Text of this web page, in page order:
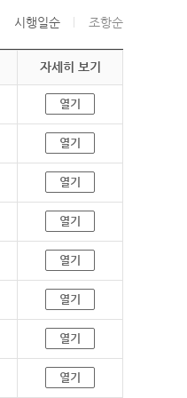
시행일순 조항순
자세히 보기
열기
열기
열기
열기
열기
열기
열기
열기